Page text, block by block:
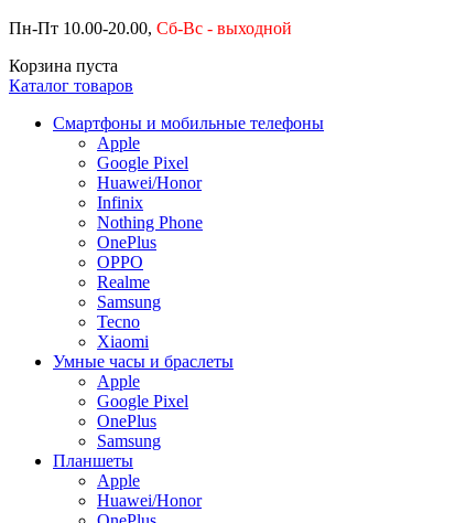
Пн-Пт 10.00-20.00, Сб-Вс - выходной
Корзина пуста
Каталог товаров
Смартфоны и мобильные телефоны
Apple
Google Pixel
Huawei/Honor
Infinix
Nothing Phone
OnePlus
OPPO
Realme
Samsung
Tecno
Xiaomi
Умные часы и браслеты
Apple
Google Pixel
OnePlus
Samsung
Планшеты
Apple
Huawei/Honor